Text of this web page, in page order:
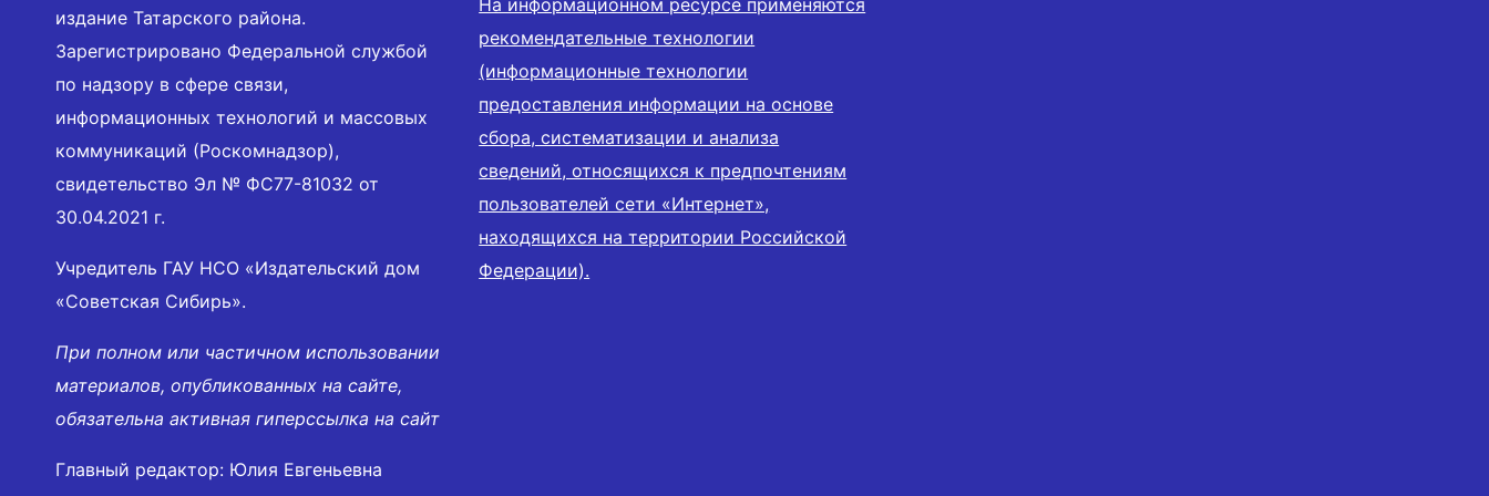
издание Татарского района.
Зарегистрировано Федеральной службой
по надзору в сфере связи,
информационных технологий и массовых
коммуникаций (Роскомнадзор),
свидетельство Эл № ФС77-81032 от
30.04.2021 г.
Учредитель ГАУ НСО «Издательский дом
«Советская Сибирь».
При полном или частичном использовании
материалов, опубликованных на сайте,
обязательна активная гиперссылка на сайт
Главный редактор: Юлия Евгеньевна
На информационном ресурсе применяются
рекомендательные технологии
(информационные технологии
предоставления информации на основе
сбора, систематизации и анализа
сведений, относящихся к предпочтениям
пользователей сети «Интернет»,
находящихся на территории Российской
Федерации).